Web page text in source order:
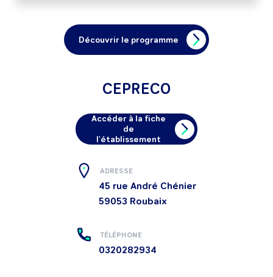
Découvrir le programme
CEPRECO
Accéder à la fiche
de
l'établissement
ADRESSE
45 rue André Chénier
59053 Roubaix
TÉLÉPHONE
0320282934